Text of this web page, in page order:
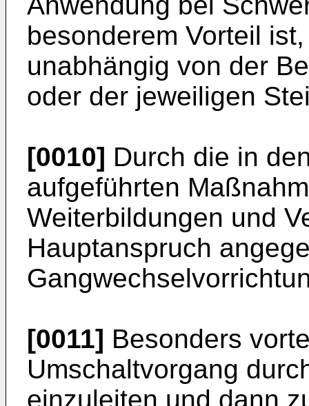
besonderem Vorteil
unabhängig von der
oder der jeweiligen
[0010] Durch die in
aufgeführten
Weiterbildungen und
Hauptanspruch
[0011] Besonders
Umschaltvorgang
einzuleiten und dann